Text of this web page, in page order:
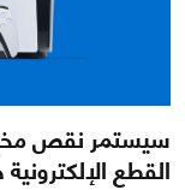
سيستمر نقص
القطع الإلكترونية حتى